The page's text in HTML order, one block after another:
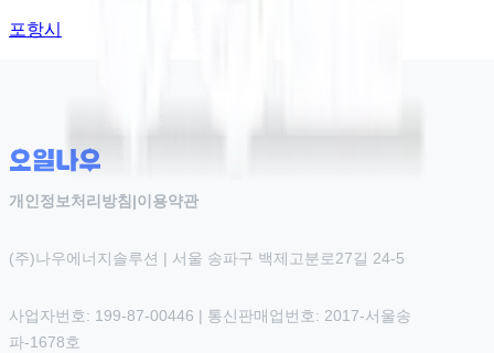
포항시
개인정보처리방침 |이용약관
(주)나우에너지솔루션 | 서울 송파구 백제고분로27길 24-5
사업자번호: 199-87-00446 | 통신판매업번호: 2017-서울송
파-1678호